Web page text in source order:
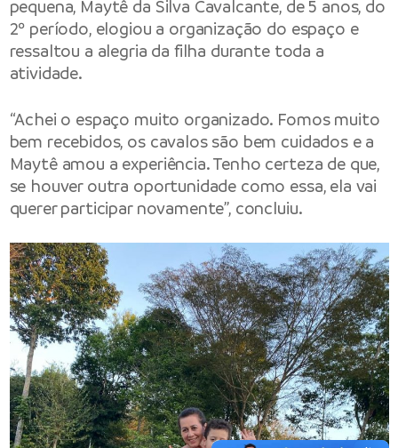
pequena, Maytê da Silva Cavalcante, de 5 anos, do
2º período, elogiou a organização do espaço e
ressaltou a alegria da filha durante toda a
atividade.
“Achei o espaço muito organizado. Fomos muito
bem recebidos, os cavalos são bem cuidados e a
Maytê amou a experiência. Tenho certeza de que,
se houver outra oportunidade como essa, ela vai
querer participar novamente”, concluiu.